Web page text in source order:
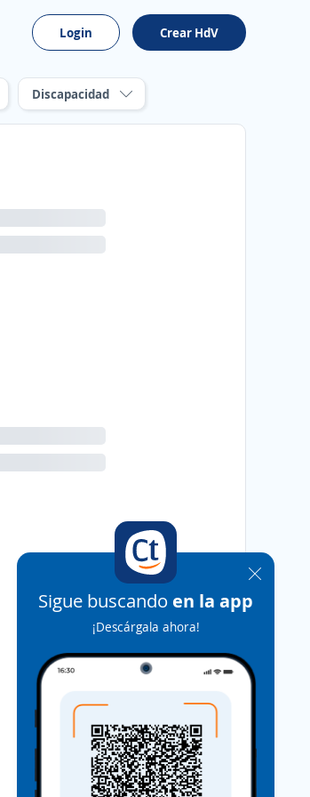
Login Crear HdV
Discapacidad
Sigue buscando en la app
¡Descárgala ahora!